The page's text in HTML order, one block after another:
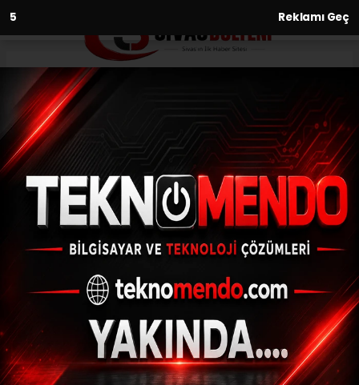
3 Reklamı Geç
Anasayfa
Ailesinde tiroid hastası olanlar
01.06.2021 - 12:23, Güncelleme: 01.06.2021 - 12:23
Genel Cerrahi Uzmanı Prof. Dr. Ayhan
Koyuncu, ailesinde tiroid hastalığı ya da
tiroidit olanlarda bağışıklık sistemi sorunu
olan Hashimoto Tiroditine hastalığının...
ABONE OL